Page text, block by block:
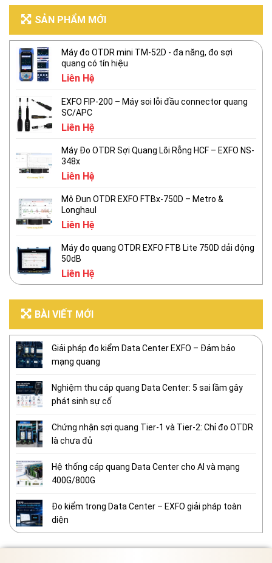
SẢN PHẨM MỚI
Máy đo OTDR mini TM-52D - đa năng, đo sợi
quang có tín hiệu
Liên Hệ
EXFO FIP-200 – Máy soi lỗi đầu connector quang
SC/APC
Liên Hệ
Máy Đo OTDR Sợi Quang Lõi Rỗng HCF – EXFO NS-
348x
Liên Hệ
Mô Đun OTDR EXFO FTBx-750D – Metro &
Longhaul
Liên Hệ
Máy đo quang OTDR EXFO FTB Lite 750D dải động
50dB
Liên Hệ
BÀI VIẾT MỚI
Giải pháp đo kiểm Data Center EXFO – Đảm bảo
mạng quang
Nghiệm thu cáp quang Data Center: 5 sai lầm gây
phát sinh sự cố
Chứng nhận sợi quang Tier-1 và Tier-2: Chỉ đo OTDR
là chưa đủ
Hệ thống cáp quang Data Center cho AI và mạng
400G/800G
Đo kiểm trong Data Center – EXFO giải pháp toàn
diện